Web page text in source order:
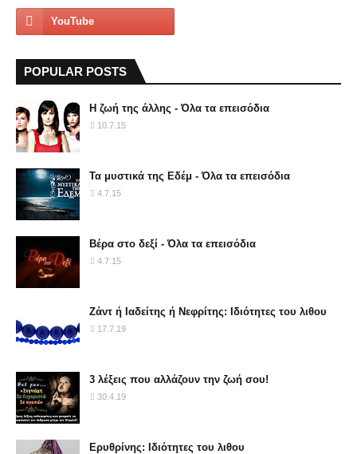
POPULAR POSTS
Η ζωή της άλλης - Όλα τα επεισόδια
10.7.15
Τα μυστικά της Εδέμ - Όλα τα επεισόδια
4.7.15
Βέρα στο δεξί - Όλα τα επεισόδια
4.7.15
Ζάντ ή Ιαδείτης ή Νεφρίτης: Ιδιότητες του λιθου
17.7.19
3 λέξεις που αλλάζουν την ζωή σου!
30.4.19
Ερυθρίνης: Ιδιότητες του λιθου